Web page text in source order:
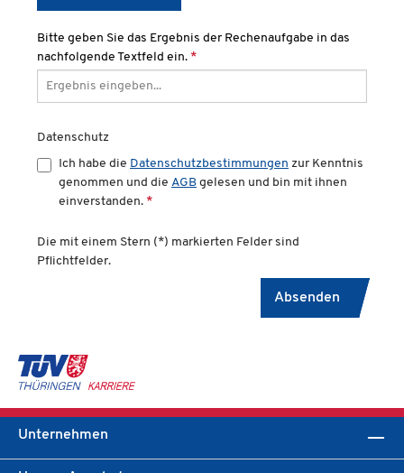
Bitte geben Sie das Ergebnis der Rechenaufgabe in das
nachfolgende Textfeld ein. *
Datenschutz
Ich habe die Datenschutzbestimmungen zur Kenntnis
genommen und die AGB gelesen und bin mit ihnen
einverstanden. *
Die mit einem Stern (*) markierten Felder sind
Pflichtfelder.
Absenden
Unternehmen